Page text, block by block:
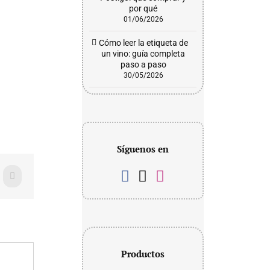
WhatsApp
por qué
01/06/2026
Cómo leer la etiqueta de
un vino: guía completa
paso a paso
30/05/2026
Síguenos en
Productos